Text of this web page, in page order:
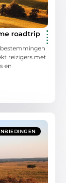
roadtrip
bestemmingen
reizigers met
en